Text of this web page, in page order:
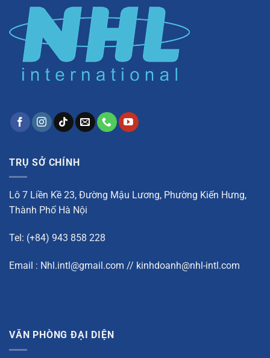
TRỤ SỞ CHÍNH
Lô 7 Liền Kề 23, Đường Mậu Lương, Phường Kiến Hưng,
Thành Phố Hà Nội
Tel: (+84) 943 858 228
Email : Nhl.intl@gmail.com // kinhdoanh@nhl-intl.com
VĂN PHÒNG ĐẠI DIỆN